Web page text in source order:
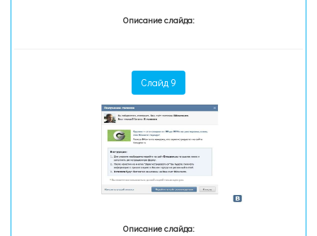
Описание слайда:
Слайд 9
Описание слайда: